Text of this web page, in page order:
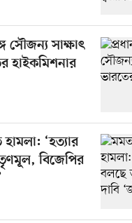
সৌজন্য সাক্ষাৎ
হাইকমিশনার
‘হত্যার
তৃণমূল, বিজেপির